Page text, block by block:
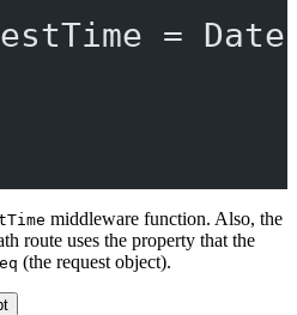
=
middleware function. Also, the
route uses the property that the
(the request object).